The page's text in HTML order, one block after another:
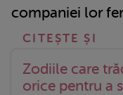
companiei lor
Zodiile care
orice pentru a